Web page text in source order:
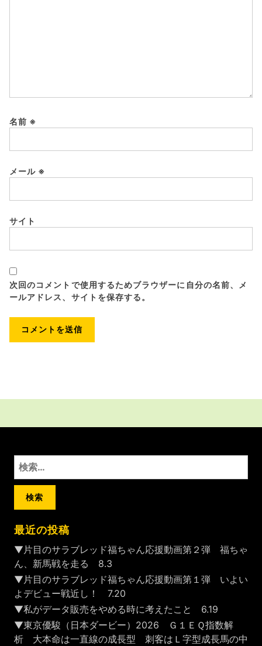
名前 ※
メール ※
サイト
次回のコメントで使用するためブラウザーに自分の名前、メ
ールアドレス、サイトを保存する。
検
索:
最近の投稿
▼片目のサラブレッド福ちゃん応援動画第２弾 福ちゃ
ん、新馬戦を走る 8.3
▼片目のサラブレッド福ちゃん応援動画第１弾 いよい
よデビュー戦近し！ 7.20
▼私がデータ販売をやめる時に考えたこと 6.19
▼東京優駿（日本ダービー）2026 Ｇ１ＥＱ指数解
析 大本命は一直線の成長型 刺客はＬ字型成長馬の中